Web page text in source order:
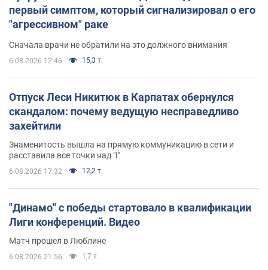
первый симптом, который сигнализировал о его
"агрессивном" раке
Сначала врачи не обратили на это должного внимания
6.08.2026 12:46 15,3 т.
Отпуск Леси Никитюк в Карпатах обернулся
скандалом: почему ведущую несправедливо
захейтили
Знаменитость вышла на прямую коммуникацию в сети и
расставила все точки над "i"
6.08.2026 17:32 12,2 т.
"Динамо" с победы стартовало в квалификации
Лиги конференций. Видео
Матч прошел в Люблине
6.08.2026 21:56 1,7 т.